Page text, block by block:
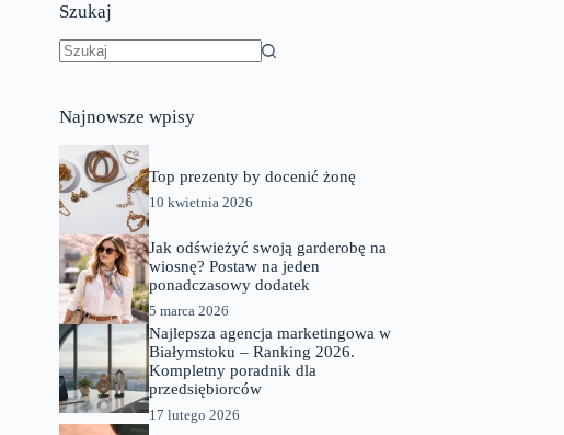
Szukaj
Najnowsze wpisy
Top prezenty by docenić żonę
10 kwietnia 2026
Jak odświeżyć swoją garderobę na
wiosnę? Postaw na jeden
ponadczasowy dodatek
5 marca 2026
Najlepsza agencja marketingowa w
Białymstoku – Ranking 2026.
Kompletny poradnik dla
przedsiębiorców
17 lutego 2026